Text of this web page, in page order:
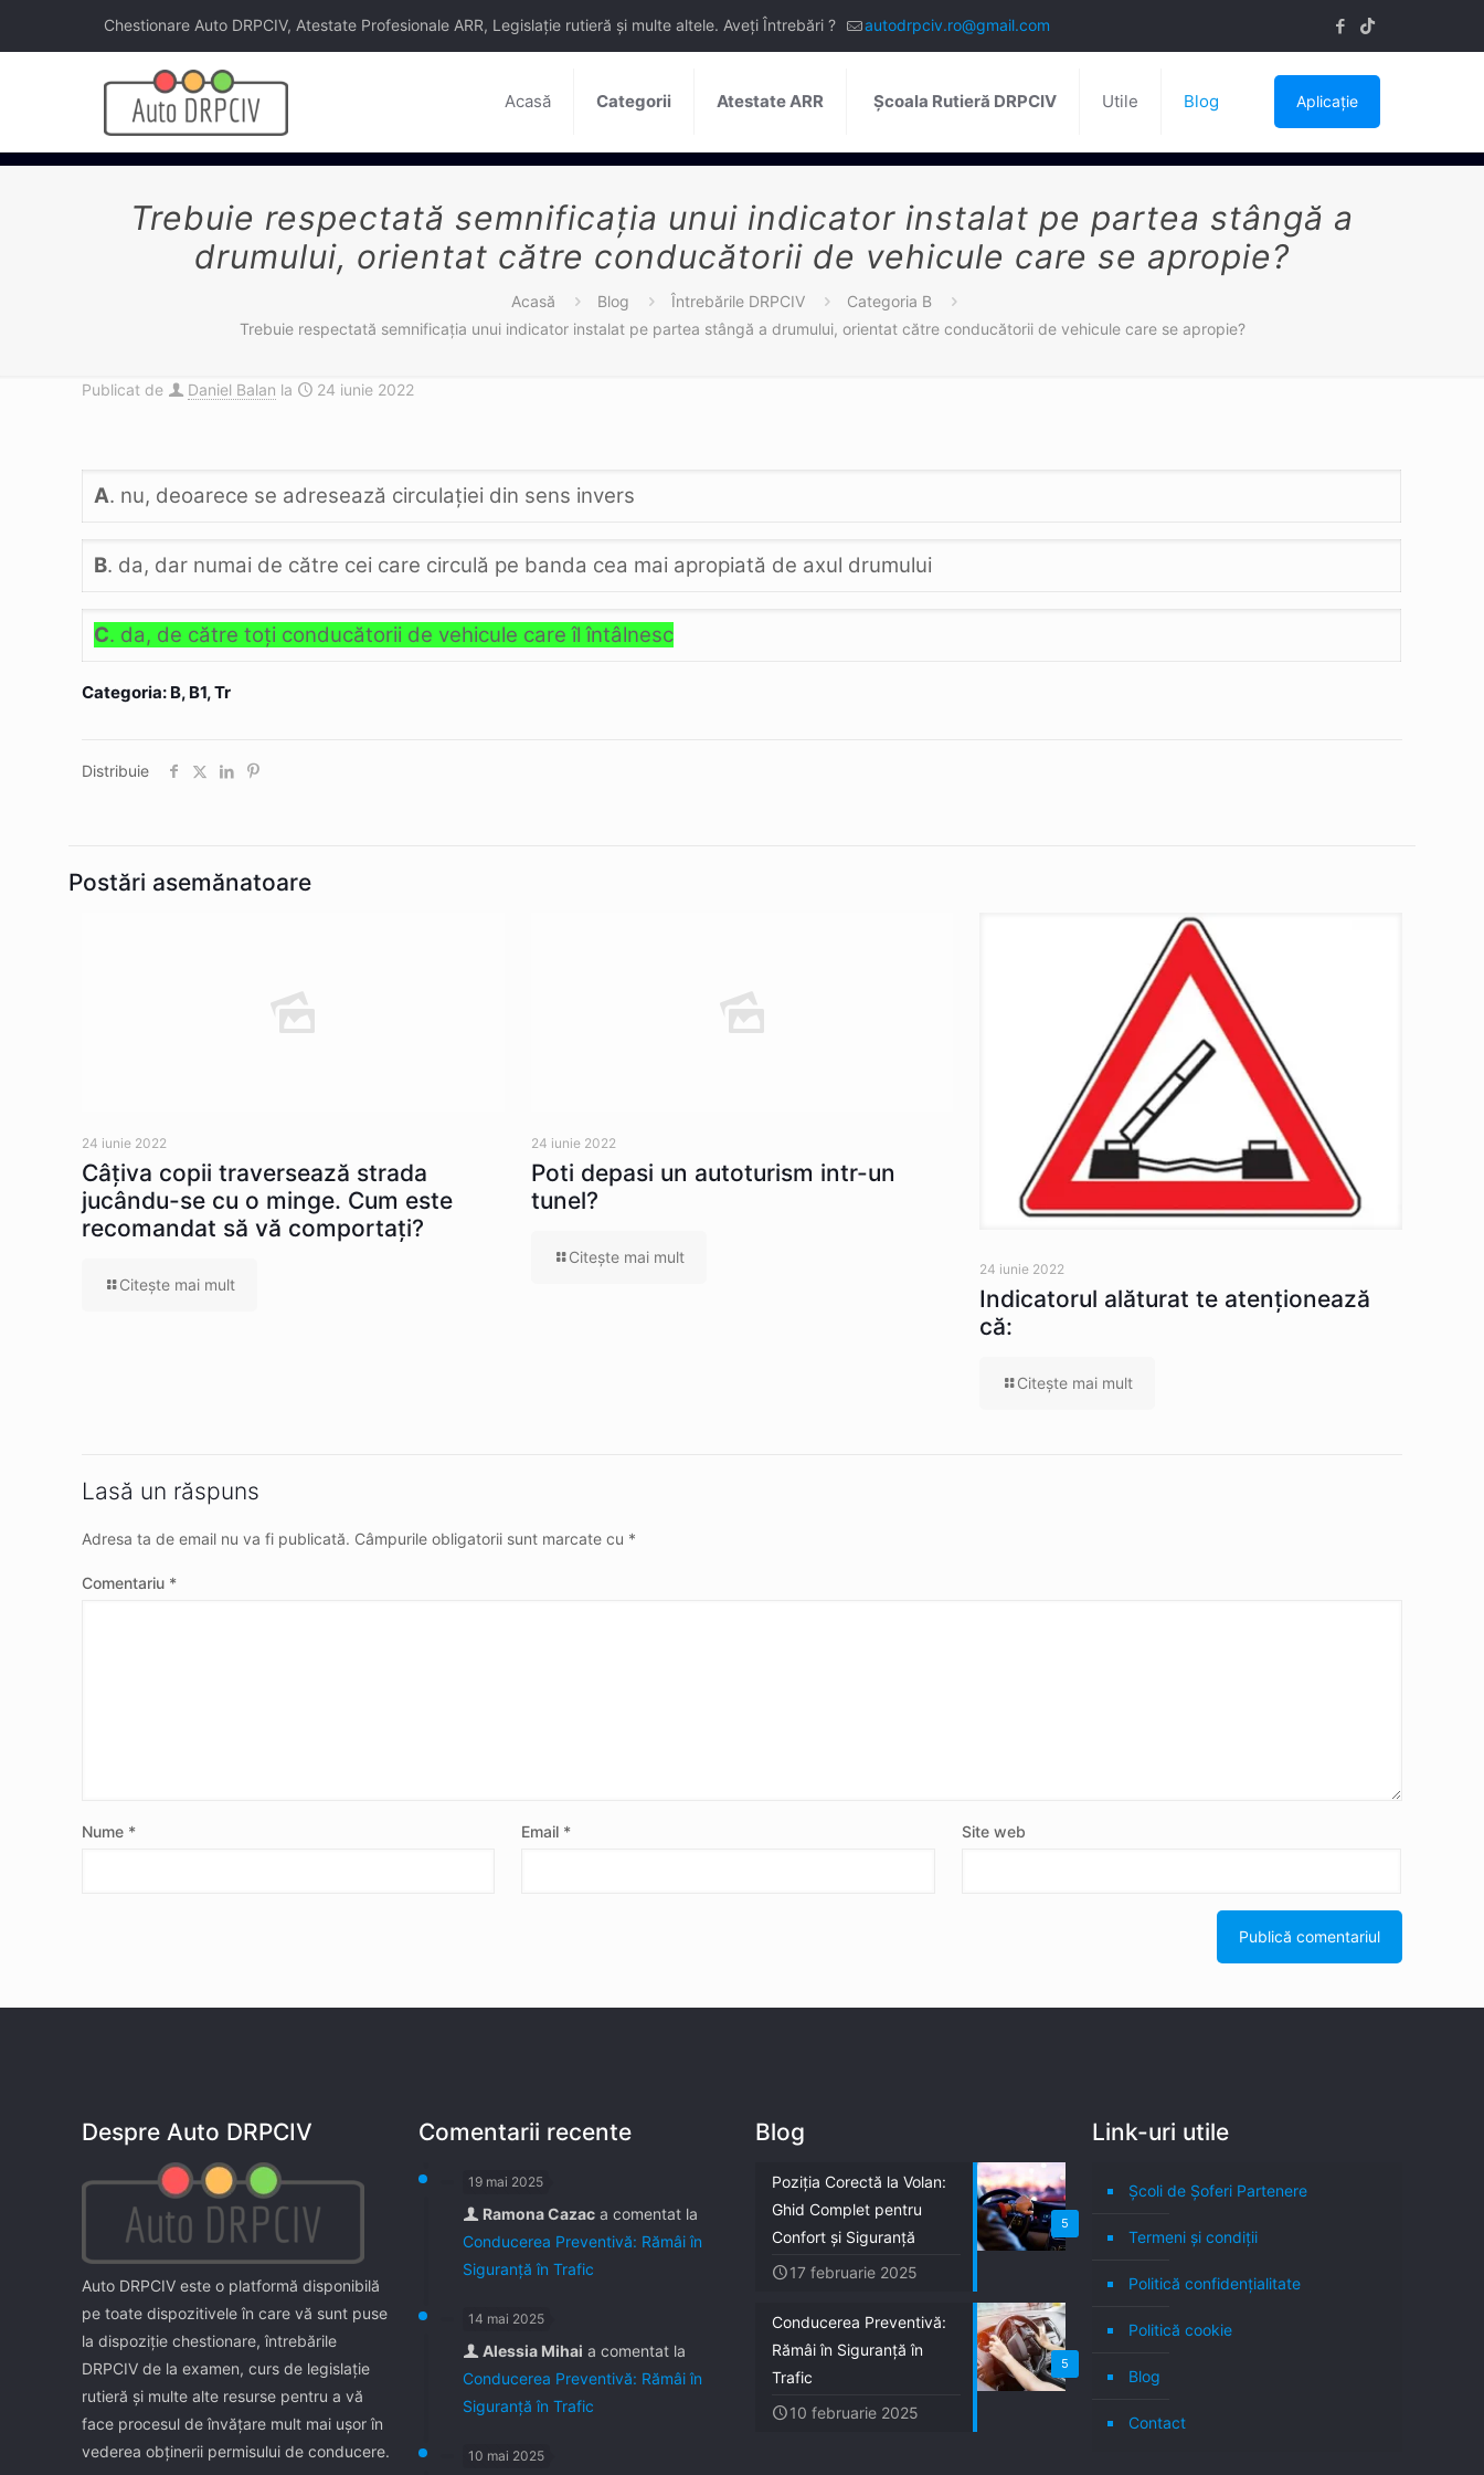
Chestionare Auto DRPCIV, Atestate Profesionale ARR, Legislație rutieră și multe altele. Aveți Întrebări ? autodrpciv.ro@gmail.com
Acasă Categorii Atestate ARR Școala Rutieră DRPCIV Utile Blog Aplicație
Trebuie respectată semnificaţia unui indicator instalat pe partea stângă a
drumului, orientat către conducătorii de vehicule care se apropie?
Acasă Blog Întrebările DRPCIV
Categoria B
Trebuie respectată semnificaţia unui indicator instalat pe partea stângă a drumului, orientat către conducătorii de vehicule care se apropie?
Publicat de Daniel Balan la 24 iunie 2022
A. nu, deoarece se adresează circulaţiei din sens invers
B. da, dar numai de către cei care circulă pe banda cea mai apropiată de axul drumului
C. da, de către toţi conducătorii de vehicule care îl întâlnesc
Categoria: B, B1, Tr
Distribuie
Postări asemănatoare
24 iunie 2022
Câţiva copii traversează strada
jucându-se cu o minge. Cum este
recomandat să vă comportaţi?
Citeşte mai mult
24 iunie 2022
Poti depasi un autoturism intr-un
tunel?
Citeşte mai mult
24 iunie 2022
Indicatorul alăturat te atenţionează
că:
Citeşte mai mult
Lasă un răspuns
Adresa ta de email nu va fi publicată. Câmpurile obligatorii sunt marcate cu *
Comentariu *
Nume * Email * Site web
Despre Auto DRPCIV
Auto DRPCIV este o platformă disponibilă
pe toate dispozitivele în care vă sunt puse
la dispoziţie chestionare, întrebările
DRPCIV de la examen, curs de legislaţie
rutieră şi multe alte resurse pentru a vă
face procesul de învăţare mult mai uşor în
vederea obţinerii permisului de conducere.
Comentarii recente
19 mai 2025
Ramona Cazac a comentat la
Conducerea Preventivă: Rămâi în
Siguranță în Trafic
14 mai 2025
Alessia Mihai a comentat la
Conducerea Preventivă: Rămâi în
Siguranță în Trafic
10 mai 2025
Blog
5
Poziția Corectă la Volan:
Ghid Complet pentru
Confort și Siguranță
17 februarie 2025
5
Conducerea Preventivă:
Rămâi în Siguranță în
Trafic
10 februarie 2025
Link-uri utile
Școli de Șoferi Partenere
Termeni şi condiţii
Politică confidenţialitate
Politică cookie
Blog
Contact